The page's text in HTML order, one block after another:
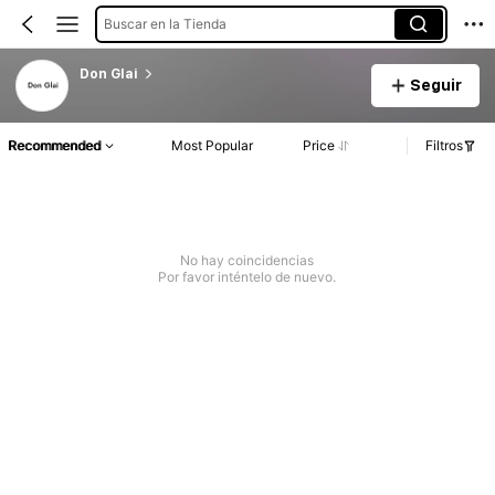
Buscar en la Tienda
Don Glai
Seguir
Recommended Most Popular Price Filtros
No hay coincidencias
Por favor inténtelo de nuevo.